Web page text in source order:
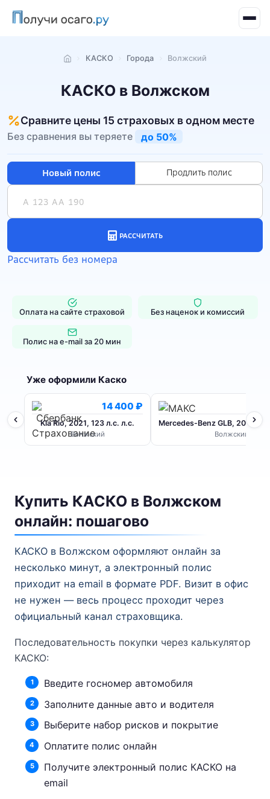
Главная
КАСКО Города Волжский
КАСКО в Волжском
Сравните цены 15 страховых в одном месте
Без сравнения вы теряете до 50%
Оплата на сайте страховой Без наценок и комиссий
Полис на e-mail за 20 мин
Уже оформили Каско
14 400 ₽
Kia Rio, 2021, 123 л.с. л.с.
Волжский
Mercedes-Benz GLB, 2020,
Волжский
Купить КАСКО в Волжском
онлайн: пошагово
КАСКО в Волжском оформляют онлайн за
несколько минут, а электронный полис
приходит на email в формате PDF. Визит в офис
не нужен — весь процесс проходит через
официальный канал страховщика.
Последовательность покупки через калькулятор
КАСКО:
Введите госномер автомобиля
Заполните данные авто и водителя
Выберите набор рисков и покрытие
Оплатите полис онлайн
Получите электронный полис КАСКО на
email